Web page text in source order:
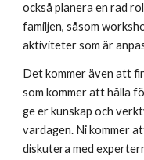
också planera en rad
familjen, såsom
aktiviteter som är
Det kommer även att
som kommer att hålla
ge er kunskap och
vardagen. Ni kommer
diskutera med